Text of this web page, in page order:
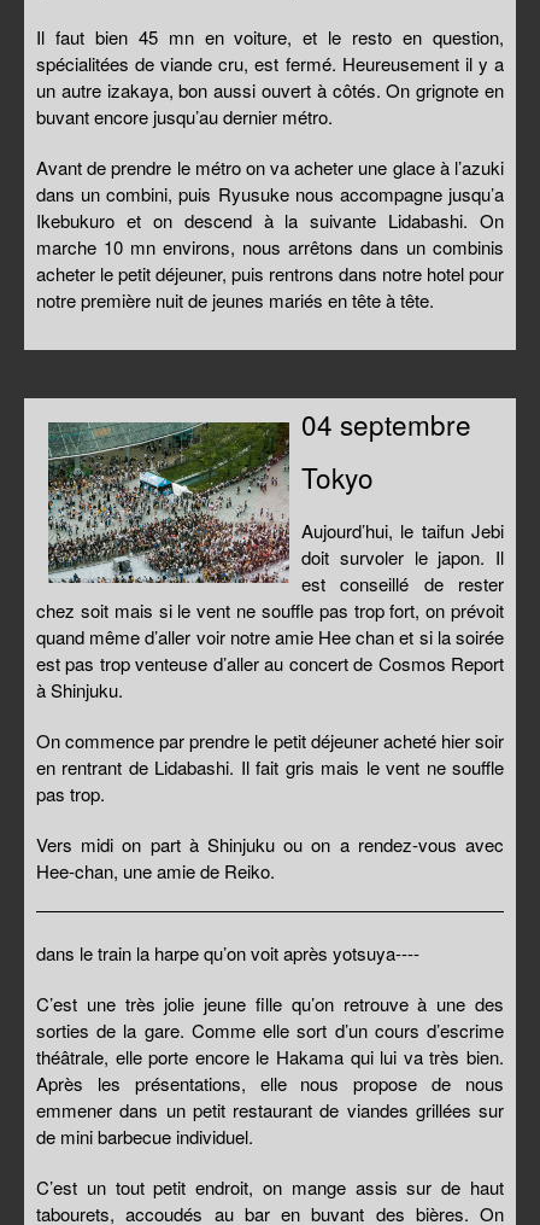
Il faut bien 45 mn en voiture, et le resto en question,
spécialitées de viande cru, est fermé. Heureusement il y a
un autre izakaya, bon aussi ouvert à côtés. On grignote en
buvant encore jusqu’au dernier métro.
Avant de prendre le métro on va acheter une glace à l’azuki
dans un combini, puis Ryusuke nous accompagne jusqu’a
Ikebukuro et on descend à la suivante Lidabashi. On
marche 10 mn environs, nous arrêtons dans un combinis
acheter le petit déjeuner, puis rentrons dans notre hotel pour
notre première nuit de jeunes mariés en tête à tête.
04 septembre
Tokyo
Aujourd’hui, le taifun Jebi
doit survoler le japon. Il
est conseillé de rester
chez soit mais si le vent ne souffle pas trop fort, on prévoit
quand même d’aller voir notre amie Hee chan et si la soirée
est pas trop venteuse d’aller au concert de Cosmos Report
à Shinjuku.
On commence par prendre le petit déjeuner acheté hier soir
en rentrant de Lidabashi. Il fait gris mais le vent ne souffle
pas trop.
Vers midi on part à Shinjuku ou on a rendez-vous avec
Hee-chan, une amie de Reiko.
dans le train la harpe qu’on voit après yotsuya----
C’est une très jolie jeune fille qu’on retrouve à une des
sorties de la gare. Comme elle sort d’un cours d’escrime
théâtrale, elle porte encore le Hakama qui lui va très bien.
Après les présentations, elle nous propose de nous
emmener dans un petit restaurant de viandes grillées sur
de mini barbecue individuel.
C’est un tout petit endroit, on mange assis sur de haut
tabourets, accoudés au bar en buvant des bières. On